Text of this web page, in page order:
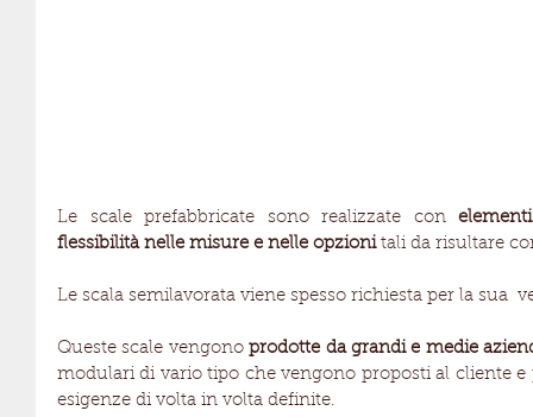
Le scale prefabbricate sono realizzate con
flessibilità nelle misure e nelle opzioni tali da risultare
Le scala semilavorata viene spesso richiesta per la sua
Queste scale vengono prodotte da grandi e medie
modulari di vario tipo che vengono proposti al cliente e
esigenze di volta in volta definite.